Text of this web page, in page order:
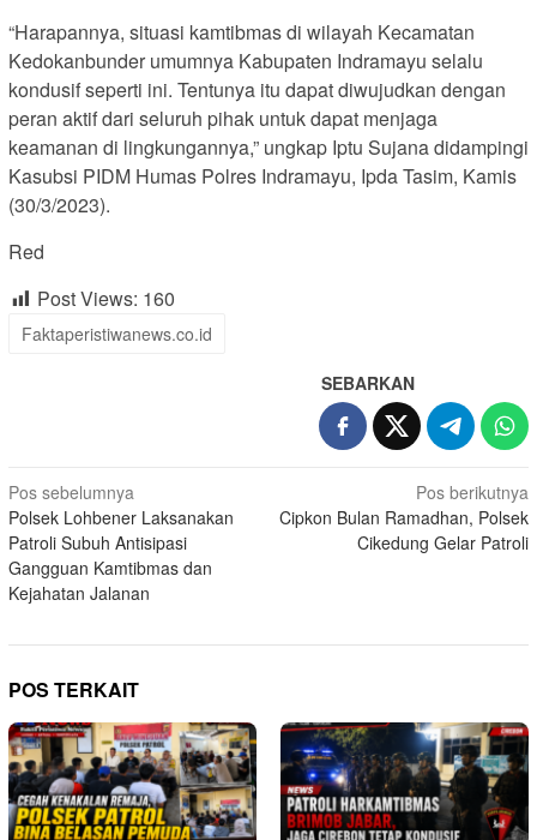
“Harapannya, situasi kamtibmas di wilayah Kecamatan
Kedokanbunder umumnya Kabupaten Indramayu selalu
kondusif seperti ini. Tentunya itu dapat diwujudkan dengan
peran aktif dari seluruh pihak untuk dapat menjaga
keamanan di lingkungannya,” ungkap Iptu Sujana didampingi
Kasubsi PIDM Humas Polres Indramayu, Ipda Tasim, Kamis
(30/3/2023).
Red
Post Views: 160
Faktaperistiwanews.co.id
SEBARKAN
Navigasi
pos
Pos sebelumnya
Polsek Lohbener Laksanakan
Patroli Subuh Antisipasi
Gangguan Kamtibmas dan
Kejahatan Jalanan
Pos berikutnya
Cipkon Bulan Ramadhan, Polsek
Cikedung Gelar Patroli
POS TERKAIT